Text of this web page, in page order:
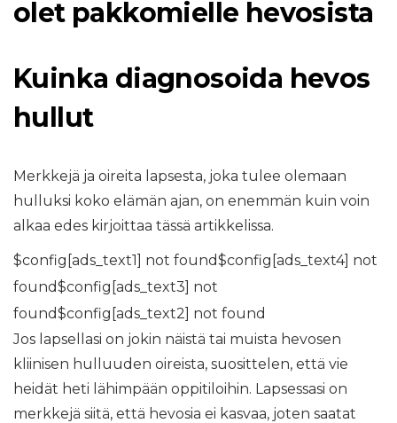
olet pakkomielle hevosista
Kuinka diagnosoida hevos
hullut
Merkkejä ja oireita lapsesta, joka tulee olemaan
hulluksi koko elämän ajan, on enemmän kuin voin
alkaa edes kirjoittaa tässä artikkelissa.
$config[ads_text1] not found$config[ads_text4] not
found$config[ads_text3] not
found$config[ads_text2] not found
Jos lapsellasi on jokin näistä tai muista hevosen
kliinisen hulluuden oireista, suosittelen, että vie
heidät heti lähimpään oppitiloihin. Lapsessasi on
merkkejä siitä, että hevosia ei kasvaa, joten saatat